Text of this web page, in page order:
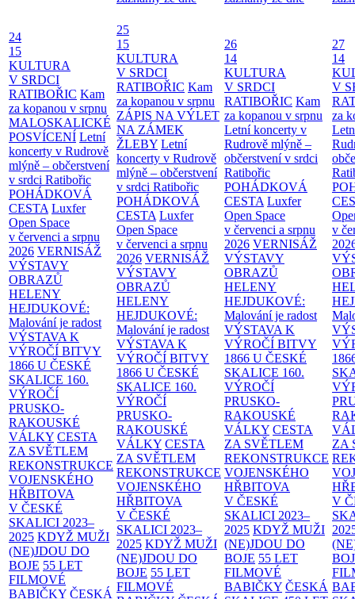
24
15
KULTURA
V SRDCI
RATIBOŘIC Kam
za kopanou v srpnu
MALOSKALICKÉ
POSVÍCENÍ Letní
koncerty v Rudrově
mlýně – občerstvení
v srdci Ratibořic
POHÁDKOVÁ
CESTA Luxfer
Open Space
v červenci a srpnu
2026 VERNISÁŽ
VÝSTAVY
OBRAZŮ
HELENY
HEJDUKOVÉ:
Malování je radost
VÝSTAVA K
VÝROČÍ BITVY
1866 U ČESKÉ
SKALICE 160.
VÝROČÍ
PRUSKO-
RAKOUSKÉ
VÁLKY CESTA
ZA SVĚTLEM
REKONSTRUKCE
VOJENSKÉHO
HŘBITOVA
V ČESKÉ
SKALICI 2023–
2025 KDYŽ MUŽI
(NE)JDOU DO
BOJE 55 LET
FILMOVÉ
BABIČKY ČESKÁ
25
15
KULTURA
V SRDCI
RATIBOŘIC Kam
za kopanou v srpnu
ZÁPIS NA VÝLET
NA ZÁMEK
ŽLEBY Letní
koncerty v Rudrově
mlýně – občerstvení
v srdci Ratibořic
POHÁDKOVÁ
CESTA Luxfer
Open Space
v červenci a srpnu
2026 VERNISÁŽ
VÝSTAVY
OBRAZŮ
HELENY
HEJDUKOVÉ:
Malování je radost
VÝSTAVA K
VÝROČÍ BITVY
1866 U ČESKÉ
SKALICE 160.
VÝROČÍ
PRUSKO-
RAKOUSKÉ
VÁLKY CESTA
ZA SVĚTLEM
REKONSTRUKCE
VOJENSKÉHO
HŘBITOVA
V ČESKÉ
SKALICI 2023–
2025 KDYŽ MUŽI
(NE)JDOU DO
BOJE 55 LET
FILMOVÉ
26
14
KULTURA
V SRDCI
RATIBOŘIC Kam
za kopanou v srpnu
Letní koncerty v
Rudrově mlýně –
občerstvení v srdci
Ratibořic
POHÁDKOVÁ
CESTA Luxfer
Open Space
v červenci a srpnu
2026 VERNISÁŽ
VÝSTAVY
OBRAZŮ
HELENY
HEJDUKOVÉ:
Malování je radost
VÝSTAVA K
VÝROČÍ BITVY
1866 U ČESKÉ
SKALICE 160.
VÝROČÍ
PRUSKO-
RAKOUSKÉ
VÁLKY CESTA
ZA SVĚTLEM
REKONSTRUKCE
VOJENSKÉHO
HŘBITOVA
V ČESKÉ
SKALICI 2023–
2025 KDYŽ MUŽI
(NE)JDOU DO
BOJE 55 LET
FILMOVÉ
BABIČKY ČESKÁ
27
14
V
za
v
ZA
V